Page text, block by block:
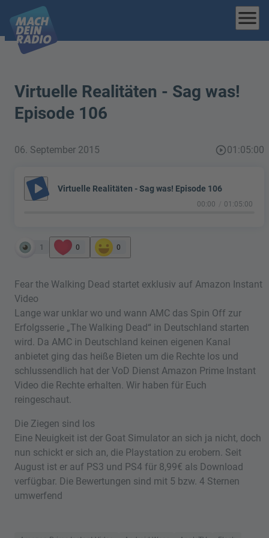
menu
Virtuelle Realitäten - Sag was!
Episode 106
06. September 2015 play_circle_outline01:05:00
play_arrow Virtuelle Realitäten - Sag was! Episode 106
00:00 01:05:00
1 0 0
Fear the Walking Dead startet exklusiv auf Amazon Instant
Video
Lange war unklar wo und wann AMC das Spin Off zur
Erfolgsserie „The Walking Dead“ in Deutschland starten
wird. Da AMC in Deutschland keinen eigenen Kanal
anbietet ging das heiße Bieten um die Rechte los und
schlussendlich hat der VoD Dienst Amazon Prime Instant
Video die Rechte erhalten. Wir haben für Euch
reingeschaut.
Die Ziegen sind los
Eine Neuigkeit ist der Goat Simulator an sich ja nicht, doch
nun schickt er sich an, die Playstation zu erobern. Seit
August ist er auf PS3 und PS4 für 8,99€ als Download
verfügbar. Die Bewertungen sind mit 5 bzw. 4 Sternen
umwerfend